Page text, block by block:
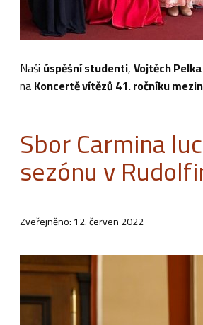
Naši úspěšní studenti,Vojtěch Pelka
naKoncertě vítězů 41. ročníku
Sbor Carmina
sezónu v
Zveřejněno: 12. červen 2022